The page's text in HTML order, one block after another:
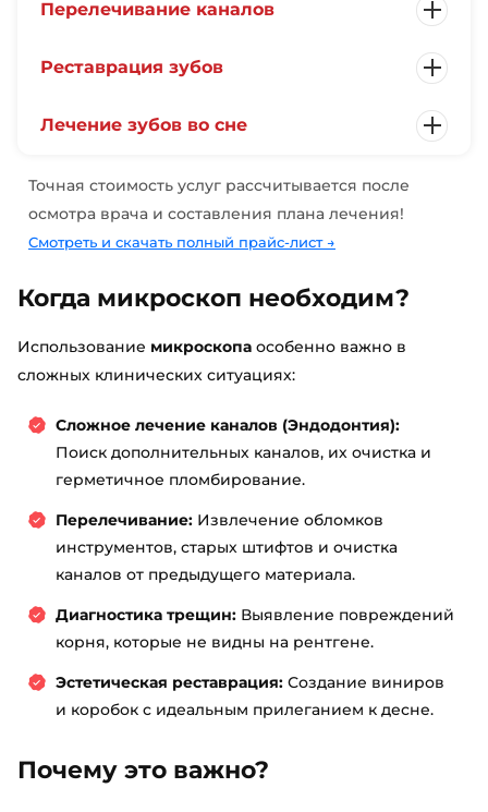
Перелечивание каналов
Реставрация зубов
Лечение зубов во сне
Точная стоимость услуг рассчитывается после
осмотра врача и составления плана лечения!
Смотреть и скачать полный прайс-лист→
Когда микроскоп необходим?
Использование микроскопа особенно важно в
сложных клинических ситуациях:
Сложное лечение каналов (Эндодонтия):
Поиск дополнительных каналов, их очистка и
герметичное пломбирование.
Перелечивание: Извлечение обломков
инструментов, старых штифтов и очистка
каналов от предыдущего материала.
Диагностика трещин: Выявление повреждений
корня, которые не видны на рентгене.
Эстетическая реставрация: Создание виниров
и коробок с идеальным прилеганием к десне.
Почему это важно?